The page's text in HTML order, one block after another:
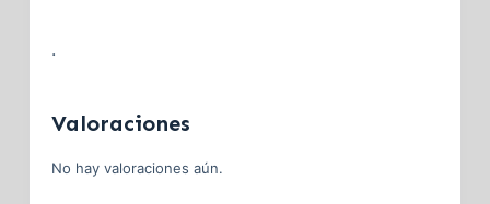
.
Valoraciones
No hay valoraciones aún.